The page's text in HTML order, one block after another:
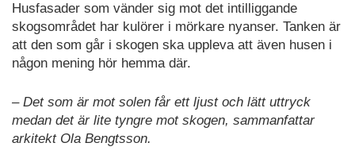
Husfasader som vänder sig mot det intilliggande
skogsområdet har kulörer i mörkare nyanser. Tanken är
att den som går i skogen ska uppleva att även husen i
någon mening hör hemma där.
– Det som är mot solen får ett ljust och lätt uttryck
medan det är lite tyngre mot skogen, sammanfattar
arkitekt Ola Bengtsson.